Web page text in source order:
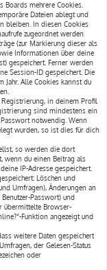
Boards mehrere Cookies.
Dateien ablegt und
bleiben. In diesen Cookies
zugeordnet werden
(zur Markierung dieser als
Informationen über deine
gespeichert. Ferner werden
Session-ID gespeichert. Die
Jahr. Alle Cookies kannst du
in deinem Profil
sind mindestens ein
notwendig. Wenn
wurden, so ist dies für dich
so werden die dort
wenn du einen Beitrag als
IP-Adresse gespeichert.
Löschen und
Umfragen), Änderungen an
Passwort) und
übermittelte Browser-
Funktion angezeigt und
weitere Daten gespeichert
der Gelesen-Status
oder